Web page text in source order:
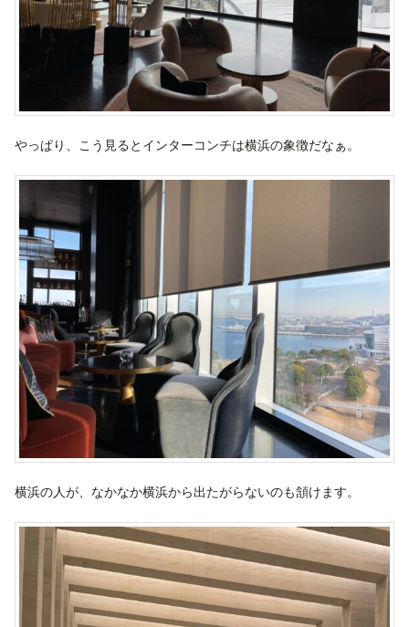
やっぱり、こう見るとインターコンチは横浜の象徴だなぁ。
横浜の人が、なかなか横浜から出たがらないのも頷けます。